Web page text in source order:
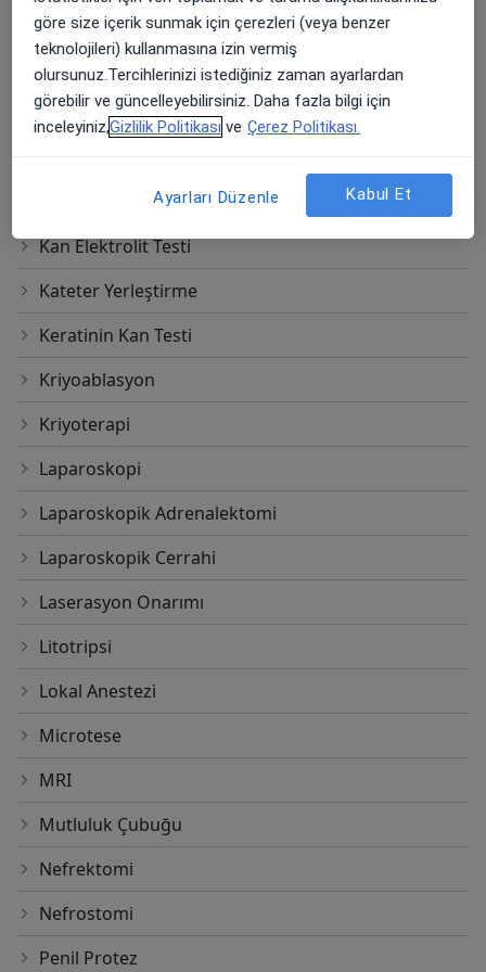
Esd (Sedimantasyon)
Flexible Üreteroskopi
Gerilimsiz Vajinal Bant Işlemi
Jackson Pratt Dren
Kan Elektrolit Testi
Kateter Yerleştirme
Keratinin Kan Testi
Kriyoablasyon
Kriyoterapi
Laparoskopi
Laparoskopik Adrenalektomi
Laparoskopik Cerrahi
Laserasyon Onarımı
Litotripsi
Lokal Anestezi
Microtese
MRI
Mutluluk Çubuğu
Nefrektomi
Nefrostomi
Penil Protez
göre size içerik sunmak için çerezleri (veya benzer
teknolojileri) kullanmasına izin vermiş
olursunuz.Tercihlerinizi istediğiniz zaman ayarlardan
görebilir ve güncelleyebilirsiniz. Daha fazla bilgi için
inceleyiniz,Gizlilik Politikası ve Çerez Politikası.
Ayarları Düzenle Kabul Et